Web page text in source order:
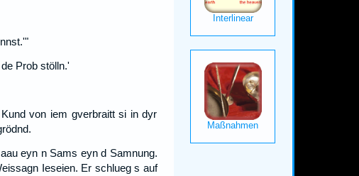
Prob stölln.'
von iem gverbraitt si in dyr
eyn n Sams eyn d Samnung.
Ieseien. Er schlueg s auf